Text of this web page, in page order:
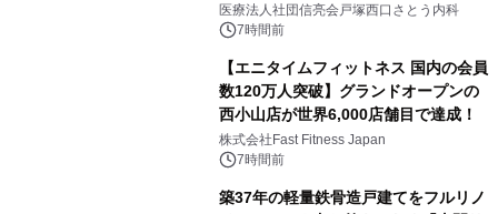
医療法人社団信亮会戸塚西口さとう内科
7時間前
【エニタイムフィットネス 国内の会員
数120万人突破】グランドオープンの
西小山店が世界6,000店舗目で達成！
株式会社Fast Fitness Japan
7時間前
築37年の軽量鉄骨造戸建てをフルリノ